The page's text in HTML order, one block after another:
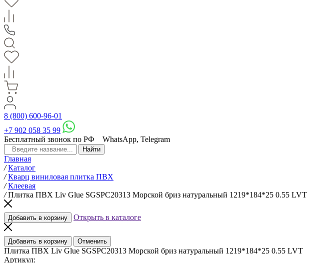
8 (800) 600-96-01
+7 902 058 35 99
Бесплатный звонок по РФ
WhatsApp, Telegram
Главная
/ Каталог
/ Кварц виниловая плитка ПВХ
/ Клеевая
/ Плитка ПВХ Liv Glue SGSPC20313 Морской бриз натуральный 1219*184*25 0.55 LVT
Добавить в корзину Открыть в каталоге
Добавить в корзину Отменить
Плитка ПВХ Liv Glue SGSPC20313 Морской бриз натуральный 1219*184*25 0.55 LVT
Артикул: